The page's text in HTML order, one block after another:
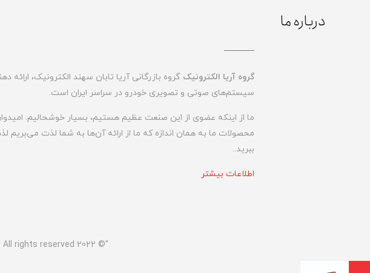
درباره ما
گروه آریا الکترونیک گروه بازرگانی آریا تابان سهند الکترونیک، ارائه
سیستم‌های صوتی و تصویری خودرو در سراسر ایران است.
ما از اینکه عضوی از این صنعت عظیم هستیم، بسیار خوشحالیم.
محصولات ما به همان اندازه که ما از ارائه آن‌ها به شما لذت می‌‌بریم
ببرید..
اطلاعات بیشتر
"© 2022 Aria Taban Sahand Electronics Trading Group. All rights reserved.